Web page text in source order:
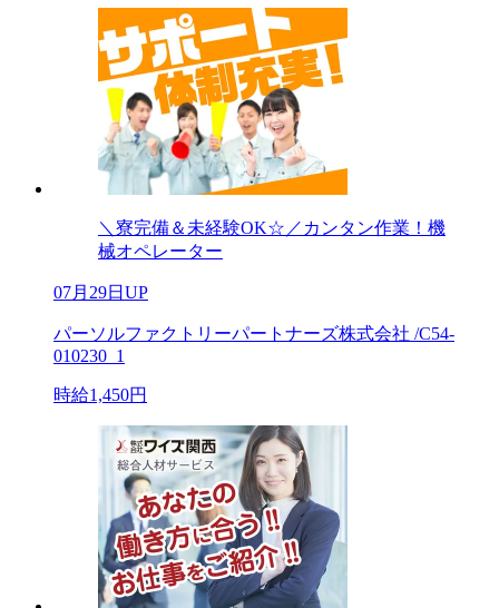
＼寮完備＆未経験OK☆／カンタン作業！機
械オペレーター
07月29日UP
パーソルファクトリーパートナーズ株式会社 /C54-
010230_1
時給1,450円